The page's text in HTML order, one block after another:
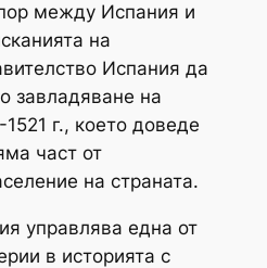
между Испания и
на
Испания да
завладяване на
г., което доведе
част от
на страната.
управлява една от
в историята с